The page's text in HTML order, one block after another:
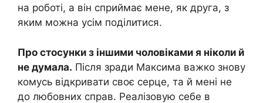
на роботі, а він сприймає мене, як друга, з
яким можна усім поділитися.
Про стосунки з іншими чоловіками я ніколи й
не думала. Після зради Максима важко знову
комусь відкривати своє серце, та й мені не
до любовних справ. Реалізовую себе в